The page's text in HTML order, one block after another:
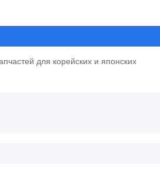
для корейских и японских